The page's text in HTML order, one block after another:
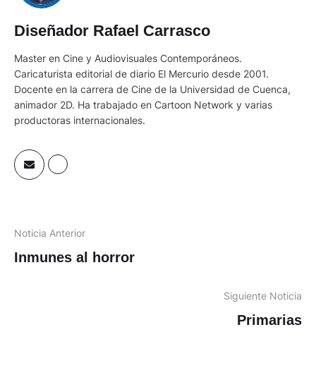
Diseñador Rafael Carrasco
Master en Cine y Audiovisuales Contemporáneos.
Caricaturista editorial de diario El Mercurio desde 2001.
Docente en la carrera de Cine de la Universidad de Cuenca,
animador 2D. Ha trabajado en Cartoon Network y varias
productoras internacionales.
Noticia Anterior
Inmunes al horror
Siguiente Noticia
Primarias